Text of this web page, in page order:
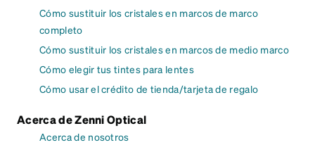
Cómo sustituir los cristales en marcos de marco
completo
Cómo sustituir los cristales en marcos de medio marco
Cómo elegir tus tintes para lentes
Cómo usar el crédito de tienda/tarjeta de regalo
Acerca de Zenni Optical
Acerca de nosotros